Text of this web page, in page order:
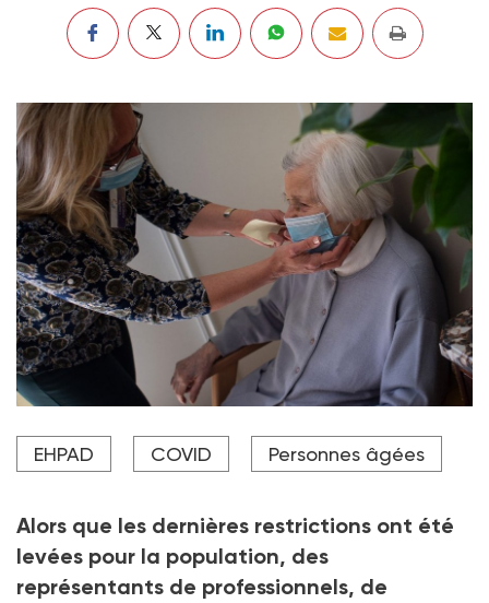
Les acteurs du grand âge demandent la fin de
l'obligation du port du masque en Ehpad.
EHPAD COVID Personnes âgées
Alors que les dernières restrictions ont été
levées pour la population, des
représentants de professionnels, de